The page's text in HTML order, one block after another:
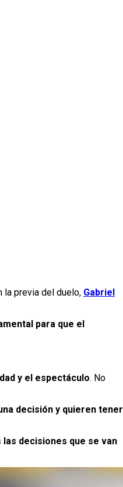
la previa del duelo, Gabriel
para que el
y el espectáculo. No
decisión y quieren tener
las decisiones que se van